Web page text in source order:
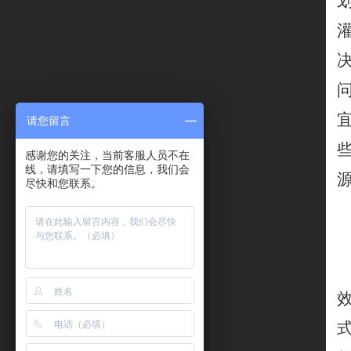
请您留言
感谢您的关注，当前客服人员不在
线，请填写一下您的信息，我们会
尽快和您联系。